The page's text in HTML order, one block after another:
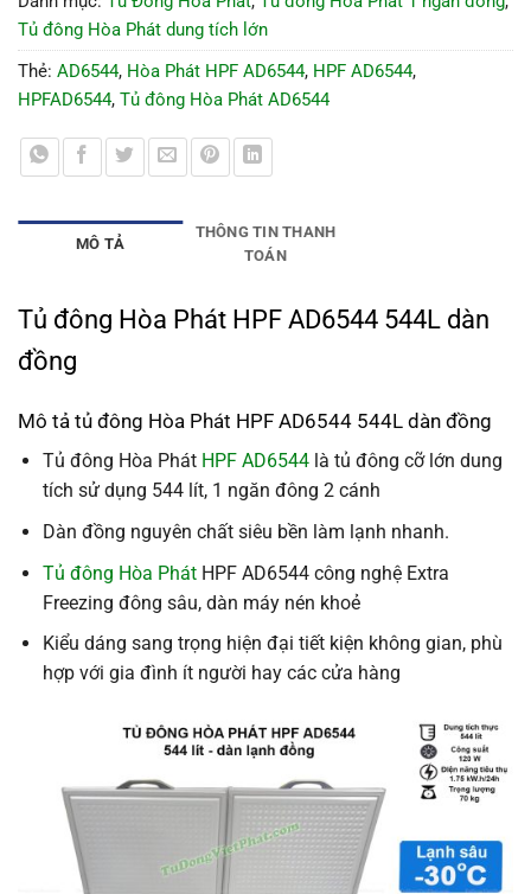
Tủ đông Hòa Phát dung tích lớn
Thẻ: AD6544, Hòa Phát HPF AD6544, HPF AD6544,
HPFAD6544, Tủ đông Hòa Phát AD6544
MÔ TẢ
THÔNG TIN THANH
TOÁN
Tủ đông Hòa Phát HPF AD6544 544L dàn
đồng
Mô tả tủ đông Hòa Phát HPF AD6544 544L dàn đồng
Tủ đông Hòa Phát HPF AD6544là tủ đông cỡ lớn dung
tích sử dụng 544 lít, 1 ngăn đông 2 cánh
Dàn đồng nguyên chất siêu bền làm lạnh nhanh.
Tủ đông Hòa PhátHPF AD6544 công nghệ Extra
Freezing đông sâu, dàn máy nén khoẻ
Kiểu dáng sang trọng hiện đại tiết kiện không gian, phù
hợp với gia đình ít người hay các cửa hàng